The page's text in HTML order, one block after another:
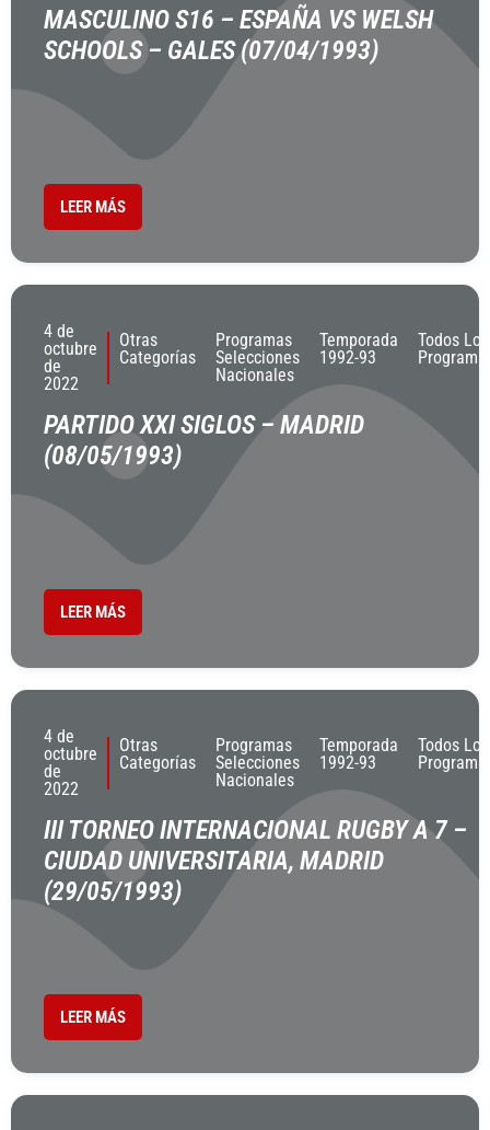
MASCULINO S16 – ESPAÑA VS WELSH
SCHOOLS – GALES (07/04/1993)
LEER MÁS
4 de
octubre
de
2022
Otras
Categorías
Programas
Selecciones
Nacionales
Temporada
1992-93
Todos Los
PARTIDO XXI SIGLOS – MADRID
(08/05/1993)
LEER MÁS
4 de
octubre
de
2022
Otras
Categorías
Programas
Selecciones
Nacionales
Temporada
1992-93
Todos Los
III TORNEO INTERNACIONAL RUGBY A 7 –
CIUDAD UNIVERSITARIA, MADRID
(29/05/1993)
LEER MÁS